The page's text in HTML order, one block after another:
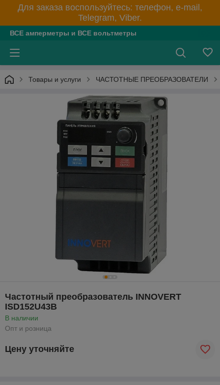
Для заказа воспользуйтесь: телефон, e-mail,
Telegram, Viber.
ВСЕ амперметры и ВСЕ вольтметры
Товары и услуги ЧАСТОТНЫЕ ПРЕОБРАЗОВАТЕЛИ
Частотный преобразователь INNOVERT
ISD152U43B
В наличии
Опт и розница
Цену уточняйте